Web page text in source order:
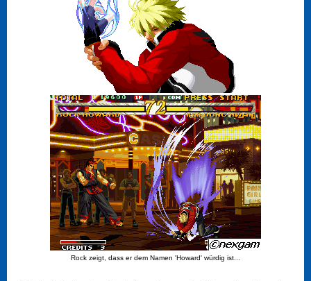
Rock zeigt, dass er dem Namen 'Howard' würdig ist...